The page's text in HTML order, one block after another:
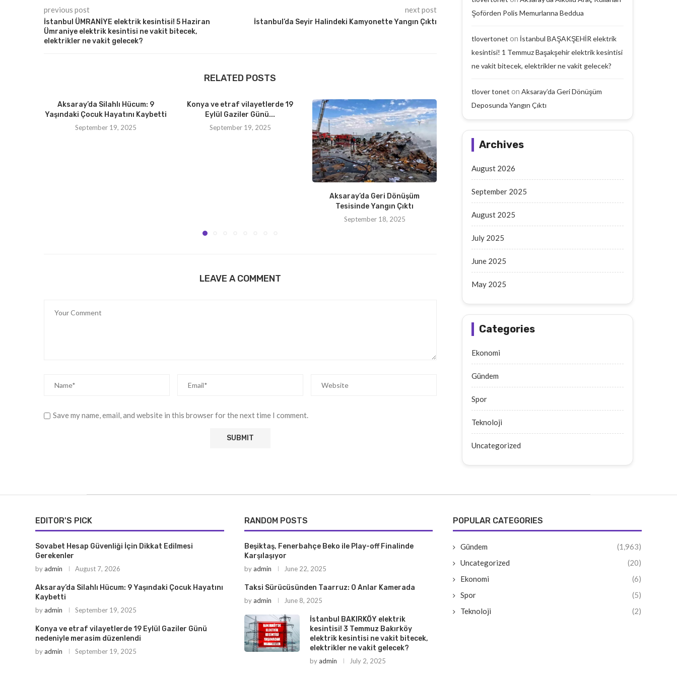
previous post
İstanbul ÜMRANİYE elektrik kesintisi! 5 Haziran
Ümraniye elektrik kesintisi ne vakit bitecek,
elektrikler ne vakit gelecek?
next post
İstanbul’da Seyir Halindeki Kamyonette Yangın Çıktı
RELATED POSTS
Aksaray’da Silahlı Hücum: 9
Yaşındaki Çocuk Hayatını Kaybetti
September 19, 2025
Konya ve etraf vilayetlerde 19
Eylül Gaziler Günü...
September 19, 2025
Aksaray’da Geri Dönüşüm
Tesisinde Yangın Çıktı
September 18, 2025
Aksaray’da Geri Dönüşüm
Yaşlı Adam Arabanın
LEAVE A COMMENT
Save my name, email, and website in this browser for the next time I comment.
Şoförden Polis Memurlarına Beddua
tlovertonet on İstanbul BAŞAKŞEHİR elektrik
kesintisi! 1 Temmuz Başakşehir elektrik kesintisi
ne vakit bitecek, elektrikler ne vakit gelecek?
tlover tonet on Aksaray’da Geri Dönüşüm
Deposunda Yangın Çıktı
Archives
August 2026
September 2025
August 2025
July 2025
June 2025
May 2025
Categories
Ekonomi
Gündem
Spor
Teknoloji
Uncategorized
EDITOR'S PICK
Sovabet Hesap Güvenliği İçin Dikkat Edilmesi
Gerekenler
byadmin August 7, 2026
Aksaray’da Silahlı Hücum: 9 Yaşındaki Çocuk Hayatını
Kaybetti
byadmin September 19, 2025
Konya ve etraf vilayetlerde 19 Eylül Gaziler Günü
nedeniyle merasim düzenlendi
byadmin September 19, 2025
RANDOM POSTS
Beşiktaş, Fenerbahçe Beko ile Play-off Finalinde
Karşılaşıyor
byadmin June 22, 2025
Taksi Sürücüsünden Taarruz: O Anlar Kamerada
byadmin June 8, 2025
İstanbul BAKIRKÖY elektrik
kesintisi! 3 Temmuz Bakırköy
elektrik kesintisi ne vakit bitecek,
elektrikler ne vakit gelecek?
byadmin July 2, 2025
POPULAR CATEGORIES
Gündem
(1,963)
Uncategorized
(20)
Ekonomi
(6)
Spor
(5)
Teknoloji
(2)